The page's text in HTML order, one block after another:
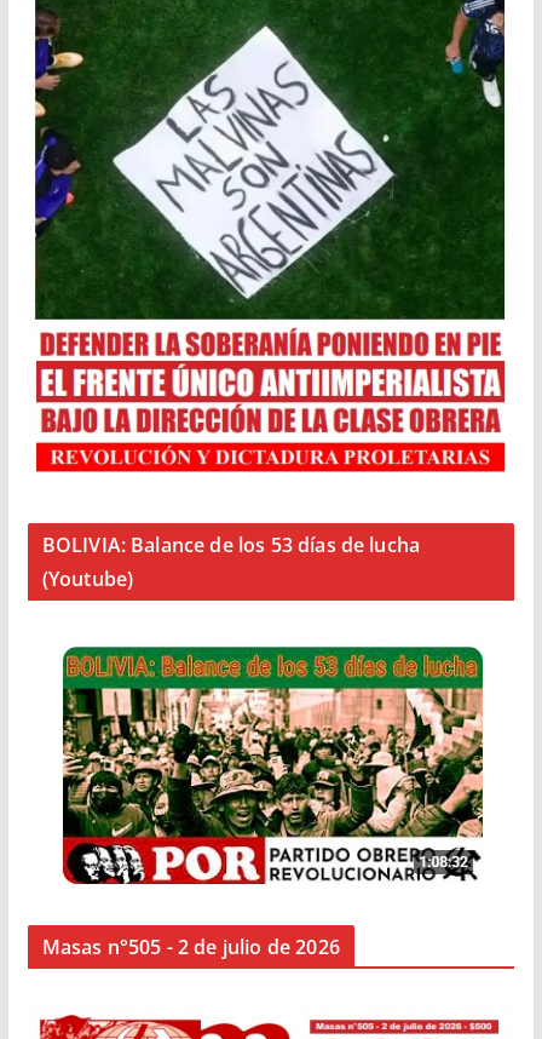
BOLIVIA: Balance de los 53 días de lucha
(Youtube)
Masas n°505 - 2 de julio de 2026